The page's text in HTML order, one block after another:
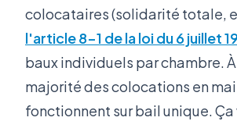
colocataires (solidarité totale,
l'article 8-1 de la loi du 6 juillet
baux individuels par chambre.
majorité des colocations en
fonctionnent sur bail unique.